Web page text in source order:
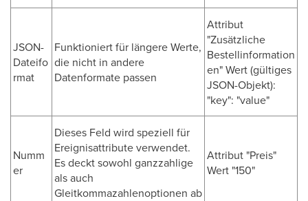
JSON-
Dateifo
rmat
Funktioniert für längere Werte,
die nicht in andere
Datenformate passen
Attribut
"Zusätzliche
Bestellinformation
en" Wert (gültiges
JSON-Objekt):
"key": "value"
Numm
er
Dieses Feld wird speziell für
Ereignisattribute verwendet.
Es deckt sowohl ganzzahlige
als auch
Gleitkommazahlenoptionen ab
Attribut "Preis"
Wert "150"